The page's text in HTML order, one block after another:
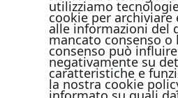
utilizziamo
cookie per archiviare
alle informazioni del
mancato consenso o
consenso può influire
negativamente su
caratteristiche e
la nostra cookie
PAGAMENTI ONLINE CON